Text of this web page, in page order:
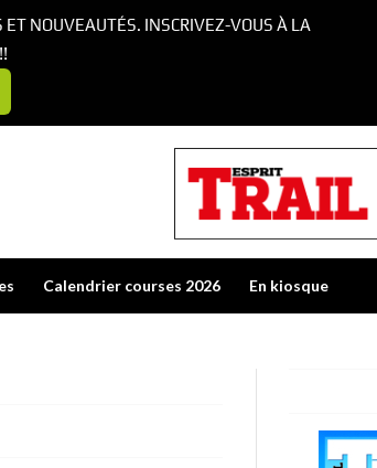
Calendrier courses 2026 En kiosque
NOUVEAUTÉS. INSCRIVEZ-VOUS À LA